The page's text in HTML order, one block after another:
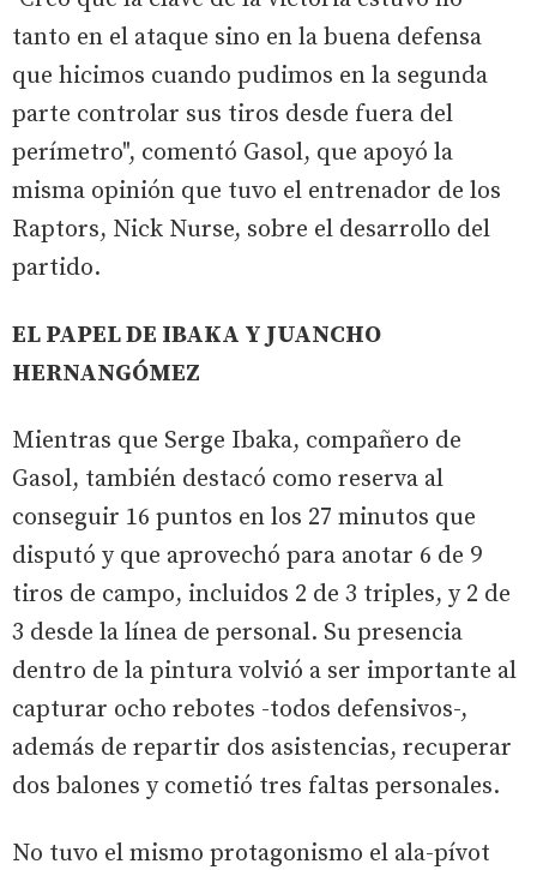
tanto en el ataque sino en la buena defensa
que hicimos cuando pudimos en la segunda
parte controlar sus tiros desde fuera del
perímetro", comentó Gasol, que apoyó la
misma opinión que tuvo el entrenador de los
Raptors, Nick Nurse, sobre el desarrollo del
partido.
EL PAPEL DE IBAKA Y JUANCHO
HERNANGÓMEZ
Mientras que Serge Ibaka, compañero de
Gasol, también destacó como reserva al
conseguir 16 puntos en los 27 minutos que
disputó y que aprovechó para anotar 6 de 9
tiros de campo, incluidos 2 de 3 triples, y 2 de
3 desde la línea de personal. Su presencia
dentro de la pintura volvió a ser importante al
capturar ocho rebotes -todos defensivos-,
además de repartir dos asistencias, recuperar
dos balones y cometió tres faltas personales.
No tuvo el mismo protagonismo el ala-pívot